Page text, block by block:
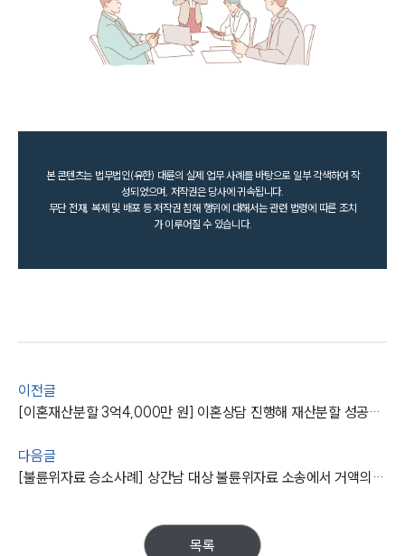
본 콘텐츠는 법무법인(유한) 대륜의 실제 업무 사례를 바탕으로 일부 각색하여 작
성되었으며, 저작권은 당사에 귀속됩니다.
무단 전재, 복제 및 배포 등 저작권 침해 행위에 대해서는 관련 법령에 따른 조치
가 이루어질 수 있습니다.
이전글
[이혼재산분할 3억4,000만 원] 이혼상담 진행해 재산분할 성공한 사례
다음글
[불륜위자료 승소사례] 상간남 대상 불륜위자료 소송에서 거액의 위자료 받아낸 청주이혼변호사
목록